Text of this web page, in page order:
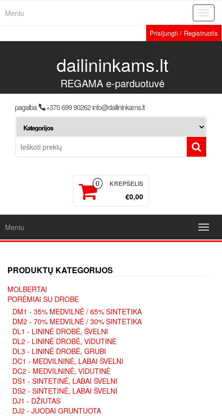
Meniu
Prisijungti / Registruotis
dailininkams.lt
REGAMA e-parduotuvė
pagalba +370 699 90262 info@dailininkams.lt
0 KREPŠELIS
€0,00
Meniu
PRODUKTŲ KATEGORIJOS
MOLBERTAI
PORĖMIAI SU DROBE
DM1 - 35% MEDVILNĖ / 65% SINTETIKA
DM2 - 70% MEDVILNĖ / 30% SINTETIKA
DL1 - LININĖ DROBĖ, ŠVELNI
DL2 - LININĖ DROBĖ, VIDUTINĖ
DL3 - LININĖ DROBĖ, GRUBI
DC1 - MEDVILNINĖ, LABAI ŠVELNI
DC2 - MEDVILNINĖ, VIDUTINĖ
DS1 - SINTETINĖ, LABAI ŠVELNI
DS2 - SINTETINĖ, LABAI ŠVELNI
DJ1 - DŽIUTAS
DJ2 - JUODAI GRUNTUOTA